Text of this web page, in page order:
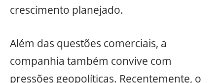
crescimento planejado.
Além das questões comerciais, a
companhia também convive com
pressões geopolíticas. Recentemente, o